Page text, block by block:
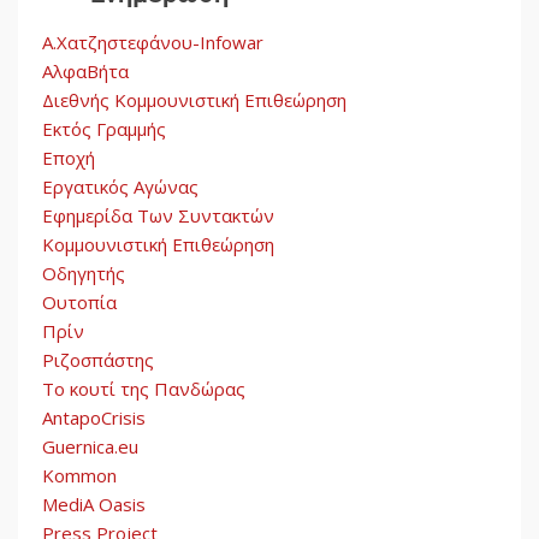
Α.Χατζηστεφάνου-Infowar
ΑλφαΒήτα
Διεθνής Κομμουνιστική Επιθεώρηση
Εκτός Γραμμής
Εποχή
Εργατικός Αγώνας
Εφημερίδα Των Συντακτών
Κομμουνιστική Επιθεώρηση
Οδηγητής
Ουτοπία
Πρίν
Ριζοσπάστης
Το κουτί της Πανδώρας
AntapoCrisis
Guernica.eu
Kommon
MediA Oasis
Press Project